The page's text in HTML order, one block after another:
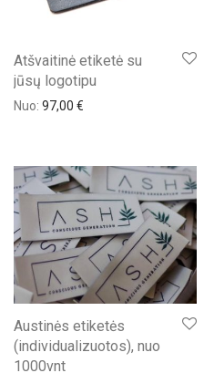
Atšvaitinė etiketė su
jūsų logotipu
Nuo: 97,00 €
Austinės etiketės
(individualizuotos), nuo
1000vnt